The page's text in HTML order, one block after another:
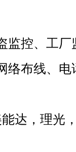
监控、工
络布线、
达，理光